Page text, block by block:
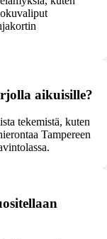
aikuisille?
tekemistä, kuten
Tampereen